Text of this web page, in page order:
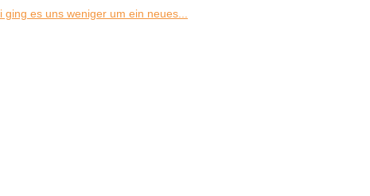
es uns weniger um ein neues...